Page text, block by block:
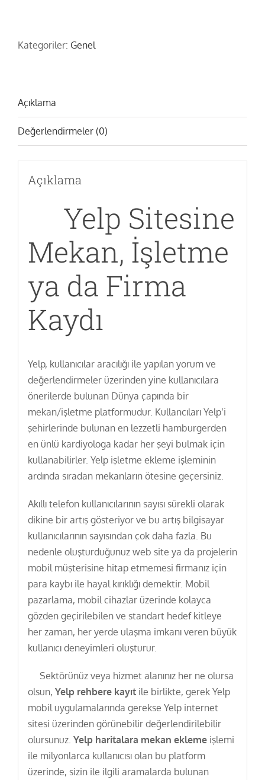
İşletme
Yorum
Standı
adet
Kategoriler: Genel
Açıklama
Değerlendirmeler (0)
Açıklama
Yelp Sitesine
Mekan, İşletme
ya da Firma
Kaydı
Yelp, kullanıcılar aracılığı ile yapılan yorum ve
değerlendirmeler üzerinden yine kullanıcılara
önerilerde bulunan Dünya çapında bir
mekan/işletme platformudur. Kullancıları Yelp’i
şehirlerinde bulunan en lezzetli hamburgerden
en ünlü kardiyologa kadar her şeyi bulmak için
kullanabilirler. Yelp işletme ekleme işleminin
ardında sıradan mekanların ötesine geçersiniz.
Akıllı telefon kullanıcılarının sayısı sürekli olarak
dikine bir artış gösteriyor ve bu artış bilgisayar
kullanıcılarının sayısından çok daha fazla. Bu
nedenle oluşturduğunuz web site ya da projelerin
mobil müşterisine hitap etmemesi firmanız için
para kaybı ile hayal kırıklığı demektir. Mobil
pazarlama, mobil cihazlar üzerinde kolayca
gözden geçirilebilen ve standart hedef kitleye
her zaman, her yerde ulaşma imkanı veren büyük
kullanıcı deneyimleri oluşturur.
Sektörünüz veya hizmet alanınız her ne olursa
olsun, Yelp rehbere kayıtile birlikte, gerek Yelp
mobil uygulamalarında gerekse Yelp internet
sitesi üzerinden görünebilir değerlendirilebilir
olursunuz. Yelp haritalara mekan eklemeişlemi
ile milyonlarca kullanıcısı olan bu platform
üzerinde, sizin ile ilgili aramalarda bulunan